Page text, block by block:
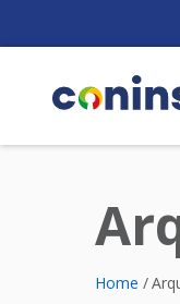
content
Home